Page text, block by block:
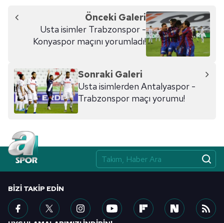
Önceki Galeri
Usta isimler Trabzonspor -
Konyaspor maçını yorumladı!
Sonraki Galeri
Usta isimlerden Antalyaspor -
Trabzonspor maçı yorumu!
BIZI TAKIP EDIN